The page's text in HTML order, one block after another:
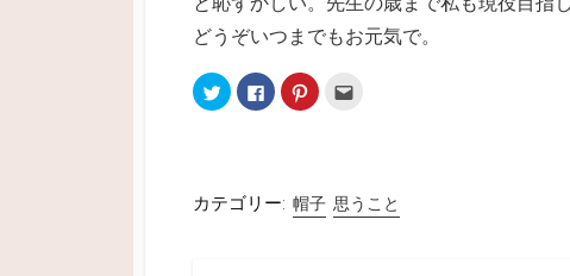
どうぞいつまでもお元気で。
ク
リ
i
F
a
で
ク
リ
n
t
へ
メ
カテゴリー: 帽子 思うこと